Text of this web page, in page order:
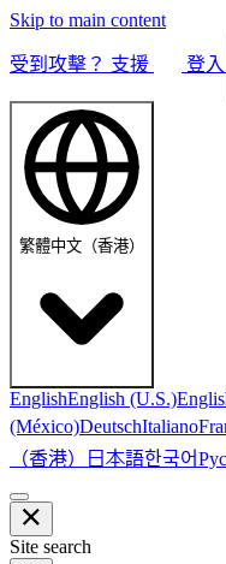
Skip to main content
受到攻擊？ 支援 登入
繁體中文（香港）
EnglishEnglish (U.S.)
(México)DeutschItaliano
（香港） 日本語한국어
Site search